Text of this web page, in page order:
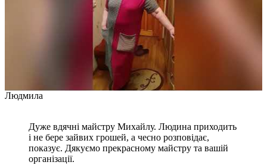
Людмила
Дуже вдячні майстру Михайлу. Людина приходить
і не бере зайвих грошей, а чесно розповідає,
показує. Дякуємо прекрасному майстру та вашій
організації.